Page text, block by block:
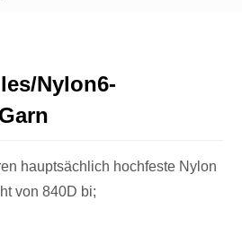
Nylon6-
hauptsächlich hochfeste Nylon
von 840D bi;